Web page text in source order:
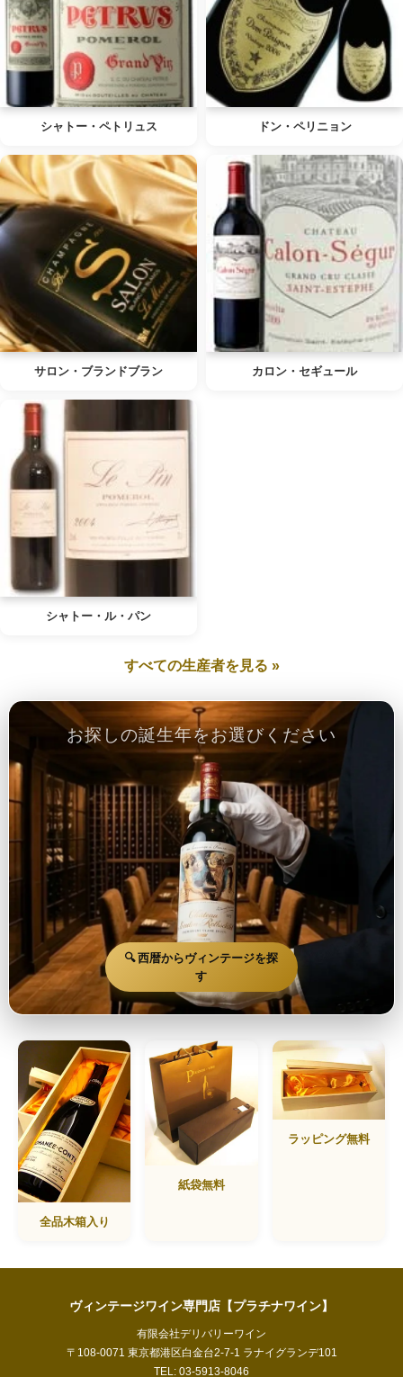
シャトー・ペトリュス ドン・ペリニョン
サロン・ブランドブラン カロン・セギュール
シャトー・ル・パン
すべての生産者を見る »
お探しの誕生年をお選びください
🔍 西暦からヴィンテージを探
す
全品木箱入り
紙袋無料
ラッピング無料
ヴィンテージワイン専門店【プラチナワイン】
有限会社デリバリーワイン
〒108-0071 東京都港区白金台2-7-1 ラナイグランデ101
TEL: 03-5913-8046